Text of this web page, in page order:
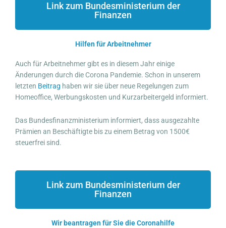
Link zum Bundesministerium der
Finanzen
Hilfen für Arbeitnehmer
Auch für Arbeitnehmer gibt es in diesem Jahr einige
Änderungen durch die Corona Pandemie. Schon in unserem
letzten Beitrag haben wir sie über neue Regelungen zum
Homeoffice, Werbungskosten und Kurzarbeitergeld informiert.
Das Bundesfinanzministerium informiert, dass ausgezahlte
Prämien an Beschäftigte bis zu einem Betrag von 1500€
steuerfrei sind.
Link zum Bundesministerium der
Finanzen
Wir beantragen für Sie die Coronahilfe